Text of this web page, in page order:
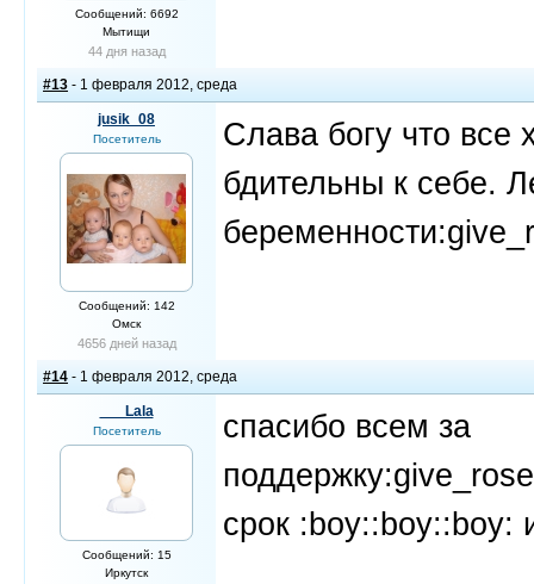
Сообщений: 6692
Мытищи
44 дня назад
#13 - 1 февраля 2012, среда
jusik_08
Посетитель
Сообщений: 142
Омск
4656 дней назад
Слава богу что все
бдительны к себе.
#14 - 1 февраля 2012, среда
___Lala
Посетитель
Сообщений: 15
Иркутск
спасибо всем за
срок :boy::boy::boy: